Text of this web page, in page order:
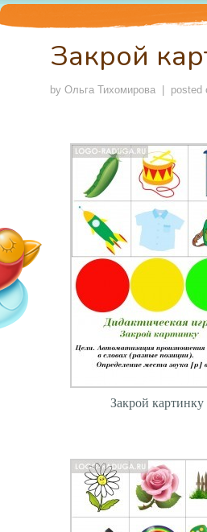
Закрой
by Ольга Тихомирова | posted
Закрой картинку